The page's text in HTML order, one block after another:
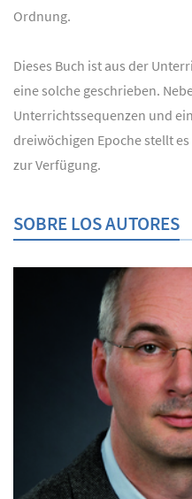
Ordnung.
Dieses Buch ist aus der
eine solche geschrieben.
Unterrichtssequenzen und
dreiwöchigen Epoche stellt
zur Verfügung.
SOBRE LOS AUTORES